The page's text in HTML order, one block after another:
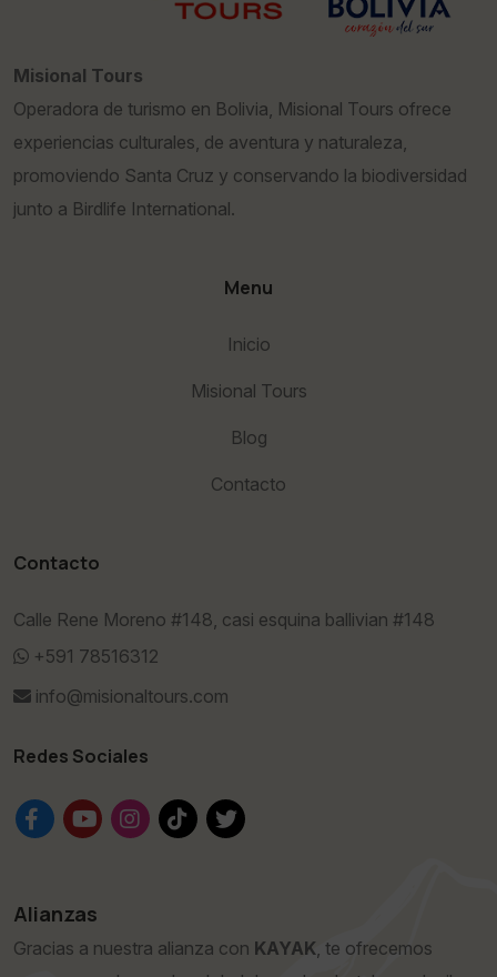
Misional Tours
Operadora de turismo en Bolivia, Misional Tours ofrece
experiencias culturales, de aventura y naturaleza,
promoviendo Santa Cruz y conservando la biodiversidad
junto a Birdlife International.
Menu
Inicio
Misional Tours
Blog
Contacto
Contacto
Calle Rene Moreno #148, casi esquina ballivian #148
+591 78516312
info@misionaltours.com
Redes Sociales
Alianzas
Gracias a nuestra alianza con KAYAK, te ofrecemos